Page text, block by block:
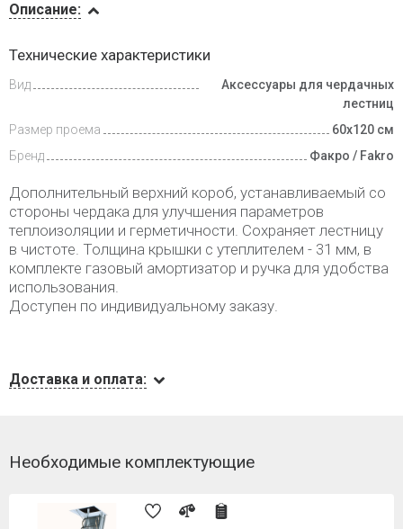
и оплата
Описание:
Технические характеристики
Вид
Аксессуары для чердачных
лестниц
Размер проема
60х120 см
Бренд
Факро / Fakro
Дополнительный верхний короб, устанавливаемый со
стороны чердака для улучшения параметров
теплоизоляции и герметичности. Сохраняет лестницу
в чистоте. Толщина крышки с утеплителем - 31 мм, в
комплекте газовый амортизатор и ручка для удобства
использования.
Доступен по индивидуальному заказу.
Доставка и оплата:
Необходимые комплектующие